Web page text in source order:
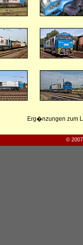
Erg�nzungen zum
©